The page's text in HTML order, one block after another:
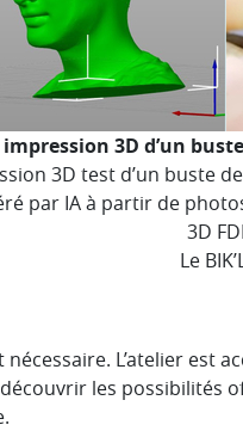
3D d’un
3D test d’un buste
par IA à partir de
3D
Le
nécessaire. L’atelier est
les possibilités